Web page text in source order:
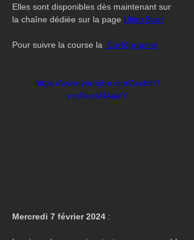
Elles sont disponibles dès maintenant sur
la chaîne dédiée sur la page Ultim Boat
Pour suivre la course la Cartographie
https://www.youtube.com/watch?
v=xNuxsNAaicY
Mercredi 7 février 2024 :